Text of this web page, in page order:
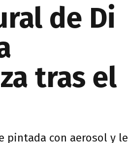
de Di
tras el
pintada con aerosol y le